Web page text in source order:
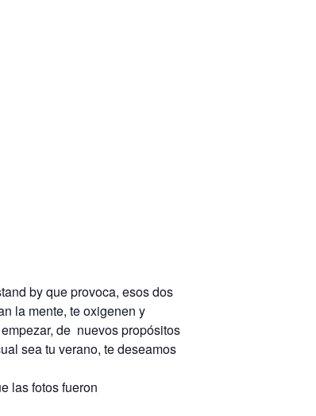
by que provoca, esos dos
la mente, te oxigenen y
de nuevos propósitos
sea tu verano, te deseamos
las fotos fueron